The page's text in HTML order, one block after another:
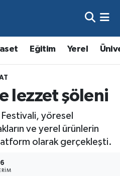
Eğitim Yerel
lezzet şöleni
yöresel
ve yerel ürünlerin
olarak gerçekleşti.
ve Fikstür